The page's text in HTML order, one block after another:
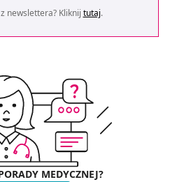
newslettera? Kliknij tutaj.
MEDYCZNEJ?